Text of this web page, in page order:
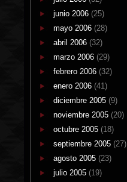
junio 2006 (25)
mayo 2006 (28)
abril 2006 (32)
marzo 2006 (29)
febrero 2006 (32)
enero 2006 (41)
diciembre 2005 (9)
noviembre 2005 (20)
octubre 2005 (18)
septiembre 2005 (27)
agosto 2005 (23)
julio 2005 (19)